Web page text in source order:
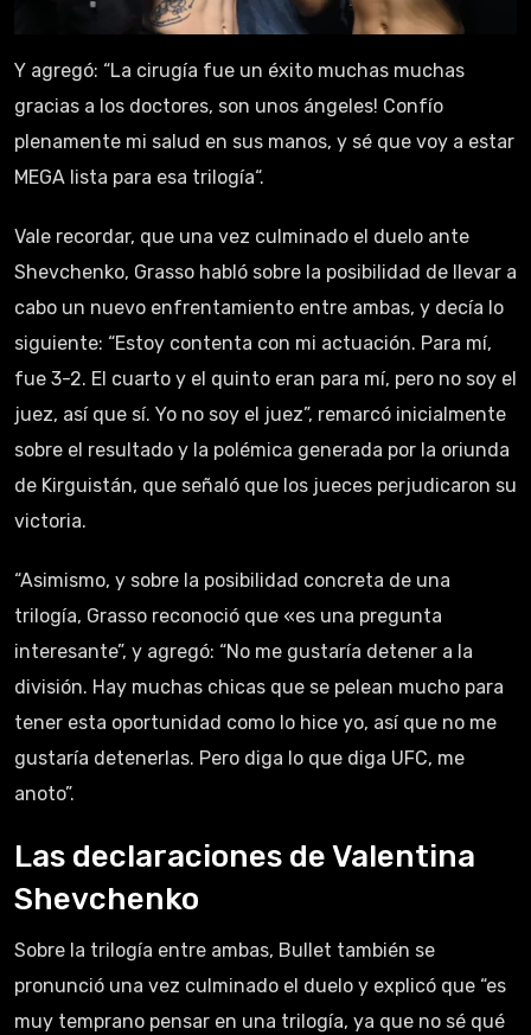
Y agregó: “La cirugía fue un éxito muchas muchas
gracias a los doctores, son unos ángeles! Confío
plenamente mi salud en sus manos, y sé que voy a estar
MEGA lista para esa trilogía“.
Vale recordar, que una vez culminado el duelo ante
Shevchenko, Grasso habló sobre la posibilidad de llevar a
cabo un nuevo enfrentamiento entre ambas, y decía lo
siguiente: “Estoy contenta con mi actuación. Para mí,
fue 3-2. El cuarto y el quinto eran para mí, pero no soy el
juez, así que sí. Yo no soy el juez”, remarcó inicialmente
sobre el resultado y la polémica generada por la oriunda
de Kirguistán, que señaló que los jueces perjudicaron su
victoria.
“Asimismo, y sobre la posibilidad concreta de una
trilogía, Grasso reconoció que «es una pregunta
interesante”, y agregó: “No me gustaría detener a la
división. Hay muchas chicas que se pelean mucho para
tener esta oportunidad como lo hice yo, así que no me
gustaría detenerlas. Pero diga lo que diga UFC, me
anoto”.
Las declaraciones de Valentina
Shevchenko
Sobre la trilogía entre ambas, Bullet también se
pronunció una vez culminado el duelo y explicó que “es
muy temprano pensar en una trilogía, ya que no sé qué